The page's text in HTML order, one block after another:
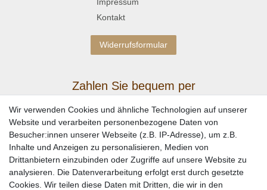
Kontakt
Widerrufsformular
Zahlen Sie bequem per
Wir verwenden Cookies und ähnliche Technologien auf unserer
Website und verarbeiten personenbezogene Daten von
Besucher:innen unserer Webseite (z.B. IP-Adresse), um z.B.
Inhalte und Anzeigen zu personalisieren, Medien von
Drittanbietern einzubinden oder Zugriffe auf unsere Website zu
analysieren. Die Datenverarbeitung erfolgt erst durch gesetzte
Cookies. Wir teilen diese Daten mit Dritten, die wir in den